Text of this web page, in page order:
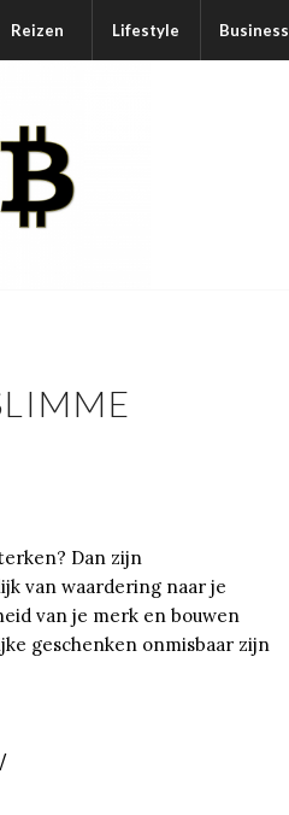
Reizen Lifestyle Business
Dan zijn
van waardering naar je
van je merk en bouwen
geschenken onmisbaar zijn